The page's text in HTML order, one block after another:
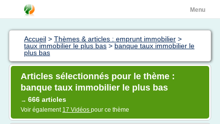
Menu
Accueil > Thèmes & articles : emprunt immobilier >
taux immobilier le plus bas > banque taux immobilier le
plus bas
Articles sélectionnés pour le thème :
banque taux immobilier le plus bas
→ 666 articles
Voir également 17 Vidéos pour ce thème